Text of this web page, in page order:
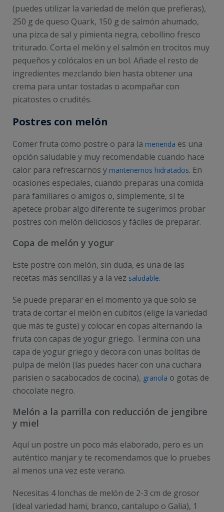
(puedes utilizar la variedad de melón que prefieras),
250 g de queso Quark, 150 g de salmón ahumado,
una pizca de sal y pimienta negra, cebollino fresco
triturado. Corta el melón y el salmón en trocitos muy
pequeños y colócalos en un bol. Añade el resto de
ingredientes mezclando bien hasta obtener una
crema para untar tostadas o acompañar con
picatostes o crudités.
Postres con melón
Comer fruta como postre o para la merienda es una
opción saludable y muy recomendable cuando hace
calor para refrescarnos y mantenernos hidratados. En
ocasiones especiales, cuando preparas una comida
para familiares o amigos o, simplemente, si te
apetece probar algo diferente te sugerimos probar
postres con melón deliciosos y fáciles de preparar.
Copa de melón y yogur
Este postre con melón, sin duda, es una de las
recetas más sencillas y a la vez saludable.
Se puede preparar en el momento ya que solo se
trata de cortar el melón en cubitos (elige la variedad
que más te guste) y colocar en copas alternando la
fruta con capas de yogur griego. Termina con una
capa de yogur griego y decora con unas bolitas de
pulpa de melón (las puedes hacer con una cuchara
parisien o sacabocados de cocina), granola o gotas de
chocolate negro.
Melón a la parrilla con reducción de jengibre
y miel
Aquí un postre un poco más elaborado, pero es un
auténtico manjar y te recomendamos que lo pruebes
al menos una vez este verano.
Necesitas 4 lonchas de melón de 2-3 cm de grosor
(ideal variedad hami, branco, cantalupo o Galia), 1